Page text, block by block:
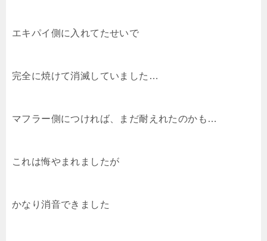
エキパイ側に入れてたせいで
完全に焼けて消滅していました…
マフラー側につければ、まだ耐えれたのかも…
これは悔やまれましたが
かなり消音できました